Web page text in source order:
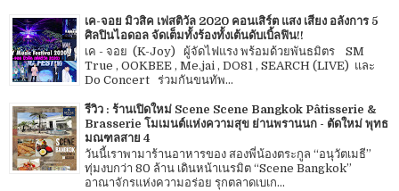
เค-จอย มิวสิค เฟสติวัล 2020 คอนเสิร์ต แสง เสียง อลังการ 5
ศิลปินไอดอล จัดเต็มทั้งร้องทั้งเต้นดับเบิ้ลฟิน!!
เค - จอย (K-Joy) ผู้จัดไฟแรง พร้อมด้วยพันธมิตร SM
True , OOKBEE , Me.jai , DO81 , SEARCH (LIVE) และ
Do Concert ร่วมกันขนทัพ...
รีวิว : ร้านเปิดใหม่ Scene Scene Bangkok Pâtisserie &
Brasserie โมเมนต์แห่งความสุข ย่านพรานนก - ตัดใหม่ พุทธ
มณฑลสาย 4
วันนี้เราพามาร้านอาหารของ สองพี่น้องตระกูล “อนุวัตเมธี”
ทุ่มงบกว่า 80 ล้าน เดินหน้าเนรมิต “Scene Bangkok”
อาณาจักรแห่งความอร่อย รุกตลาดเบเก...